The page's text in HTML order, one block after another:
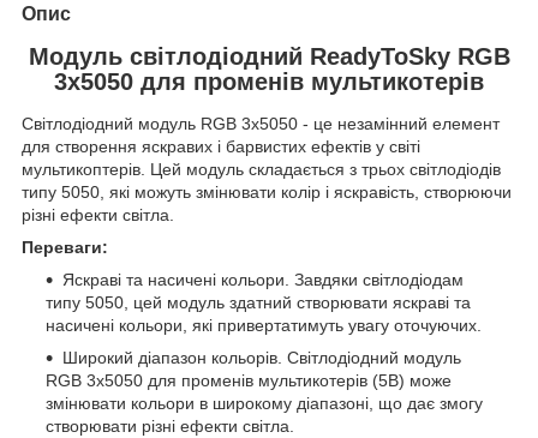
Опис
Модуль світлодіодний ReadyToSky RGB
3x5050 для променів мультикотерів
Світлодіодний модуль RGB 3x5050 - це незамінний елемент
для створення яскравих і барвистих ефектів у світі
мультикоптерів. Цей модуль складається з трьох світлодіодів
типу 5050, які можуть змінювати колір і яскравість, створюючи
різні ефекти світла.
Переваги:
Яскраві та насичені кольори. Завдяки світлодіодам
типу 5050, цей модуль здатний створювати яскраві та
насичені кольори, які привертатимуть увагу оточуючих.
Широкий діапазон кольорів. Світлодіодний модуль
RGB 3x5050 для променів мультикотерів (5В) може
змінювати кольори в широкому діапазоні, що дає змогу
створювати різні ефекти світла.